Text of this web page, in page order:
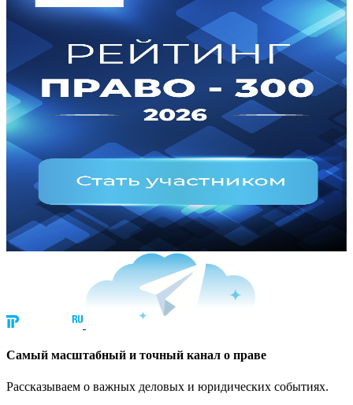
Cамый масштабный и точный канал о праве
Рассказываем о важных деловых и юридических событиях.